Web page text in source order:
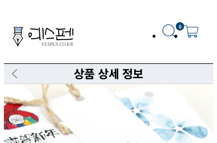
0
상품 상세 정보